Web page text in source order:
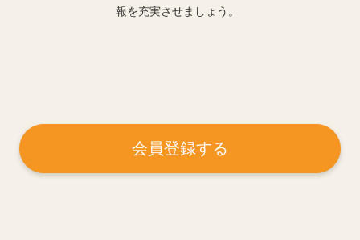
報を充実させましょう。
会員登録する